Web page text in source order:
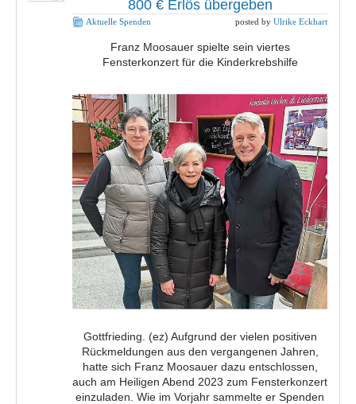
800 € Erlös übergeben
Aktuelle Spenden posted by Ulrike Eckhart
Franz Moosauer spielte sein viertes
Fensterkonzert für die Kinderkrebshilfe
Gottfrieding. (ez) Aufgrund der vielen positiven
Rückmeldungen aus den vergangenen Jahren,
hatte sich Franz Moosauer dazu entschlossen,
auch am Heiligen Abend 2023 zum Fensterkonzert
einzuladen. Wie im Vorjahr sammelte er Spenden